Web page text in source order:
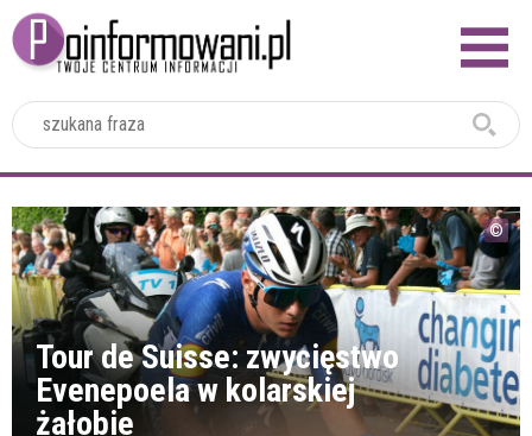
Tour de Suisse: zwycięstwo
Evenepoela w kolarskiej
żałobie